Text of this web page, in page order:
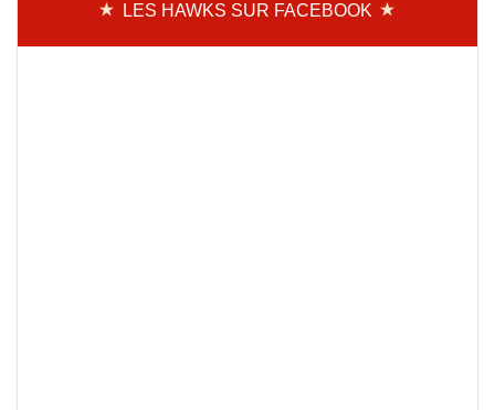
LES HAWKS SUR FACEBOOK